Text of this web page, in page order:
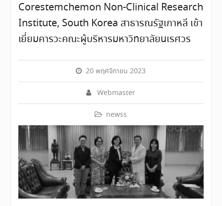
Corestemchemon Non-Clinical Research
Institute, South Korea สาธารณรัฐเกาหลี เข้า
เยี่ยมคารวะคณะผู้บริหารมหาวิทยาลัยนเรศวร
20 พฤศจิกายน 2023
Webmaster
newss